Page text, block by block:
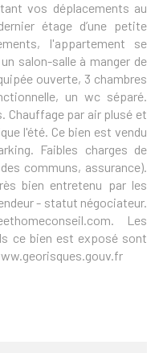
vos déplacements au
étage d’une petite
l'appartement se
salon-salle à manger de
ouverte, 3 chambres
un wc séparé.
Chauffage par air plusé et
l'été. Ce bien est vendu
Faibles charges de
communs, assurance).
bien entretenu par les
- statut négociateur.
Les
ce bien est exposé sont